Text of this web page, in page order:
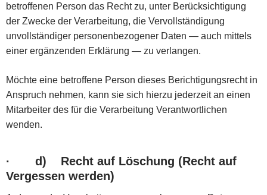
betroffenen Person das Recht zu, unter Berücksichtigung
der Zwecke der Verarbeitung, die Vervollständigung
unvollständiger personenbezogener Daten — auch mittels
einer ergänzenden Erklärung — zu verlangen.
Möchte eine betroffene Person dieses Berichtigungsrecht in
Anspruch nehmen, kann sie sich hierzu jederzeit an einen
Mitarbeiter des für die Verarbeitung Verantwortlichen
wenden.
· d) Recht auf Löschung (Recht auf
Vergessen werden)